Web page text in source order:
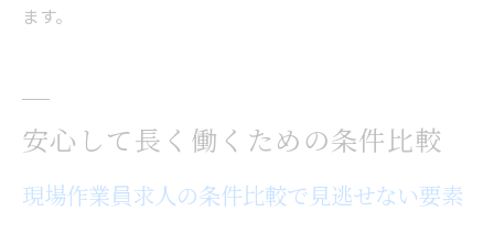
ます。
安心して長く働くための条件比較
現場作業員求人の条件比較で見逃せない要素